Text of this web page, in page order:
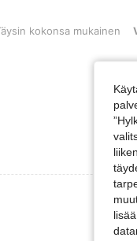
kokonsa mukainen, Väri:
kokonsa mukainen